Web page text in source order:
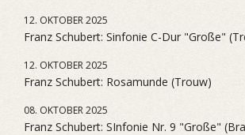
12. OKTOBER 2025
Franz Schubert: Sinfonie C-Dur "Große"
12. OKTOBER 2025
Franz Schubert: Rosamunde (Trouw)
08. OKTOBER 2025
Franz Schubert: SInfonie Nr. 9 "Große"